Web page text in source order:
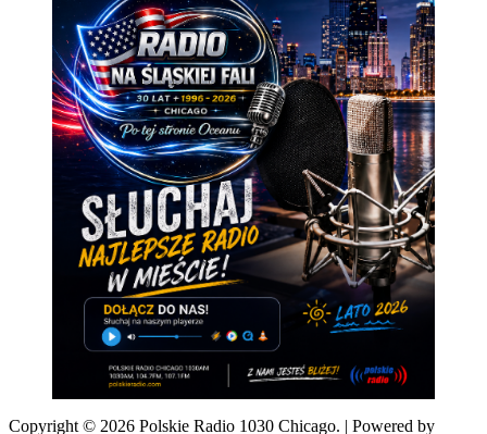
Copyright © 2026 Polskie Radio 1030 Chicago. | Powered by